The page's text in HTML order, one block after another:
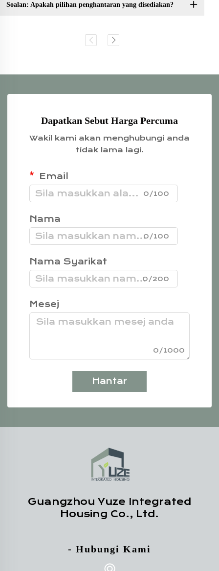
Soalan: Apakah pilihan penghantaran yang disediakan?
Dapatkan Sebut Harga Percuma
Wakil kami akan menghubungi anda
tidak lama lagi.
Email
0/100
Nama
0/100
Nama Syarikat
0/200
Mesej
0/1000
Hantar
Guangzhou Yuze Integrated
Housing Co., Ltd.
- Hubungi Kami